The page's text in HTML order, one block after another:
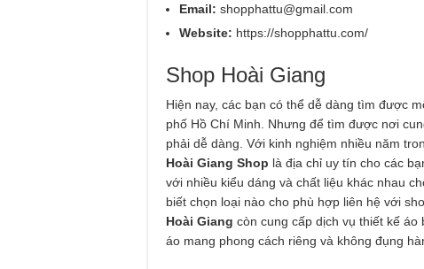
Email: shopphattu@gmail.com
Website: https://shopphattu.com/
Shop Hoài Giang
Hiện nay, các bạn có thể dễ dàng tìm được
phố Hồ Chí Minh. Nhưng để tìm được nơi
phải dễ dàng. Với kinh nghiệm nhiều năm
Hoài Giang Shop là địa chỉ uy tín cho các
với nhiều kiểu dáng và chất liệu khác nhau
biết chọn loại nào cho phù hợp liên hệ với
Hoài Giang còn cung cấp dịch vụ thiết kế
áo mang phong cách riêng và không đụng